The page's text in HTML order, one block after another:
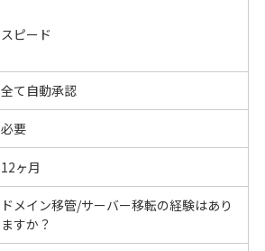
スピード
全て自動承認
必要
12ヶ月
ドメイン移管/サーバー移転の経験はあり
ますか？